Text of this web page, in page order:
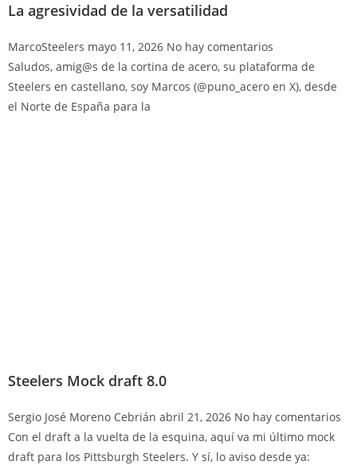
La agresividad de la versatilidad
MarcoSteelers mayo 11, 2026 No hay comentarios
Saludos, amig@s de la cortina de acero, su plataforma de
Steelers en castellano, soy Marcos (@puno_acero en X), desde
el Norte de España para la
Steelers Mock draft 8.0
Sergio José Moreno Cebrián abril 21, 2026 No hay comentarios
Con el draft a la vuelta de la esquina, aquí va mi último mock
draft para los Pittsburgh Steelers. Y sí, lo aviso desde ya: